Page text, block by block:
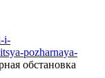
i-
pozharnaya-
обстановка